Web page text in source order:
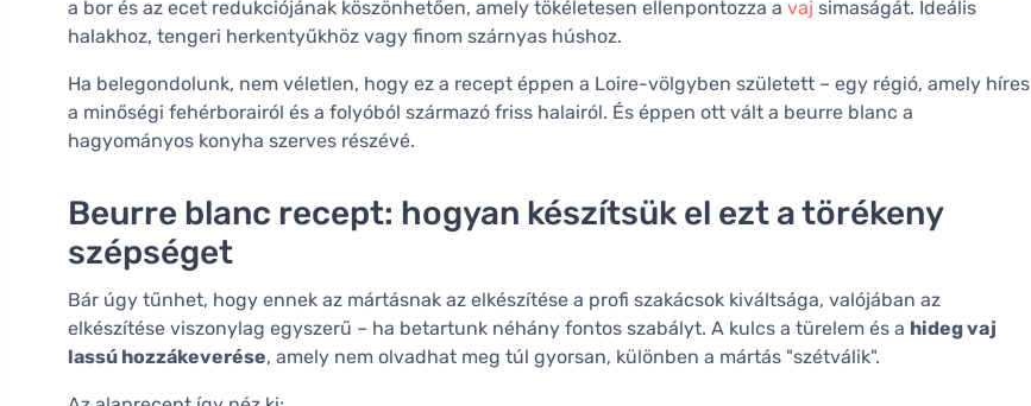
a bor és az ecet redukciójának köszönhetően, amely tökéletesen ellenpontozza a vaj simaságát. Ideális
halakhoz, tengeri herkentyűkhöz vagy finom szárnyas húshoz.
Ha belegondolunk, nem véletlen, hogy ez a recept éppen a Loire-völgyben született – egy régió, amely híres
a minőségi fehérborairól és a folyóból származó friss halairól. És éppen ott vált a beurre blanc a
hagyományos konyha szerves részévé.
Beurre blanc recept: hogyan készítsük el ezt a törékeny
szépséget
Bár úgy tűnhet, hogy ennek az mártásnak az elkészítése a profi szakácsok kiváltsága, valójában az
elkészítése viszonylag egyszerű – ha betartunk néhány fontos szabályt. A kulcs a türelem és a hideg vaj
lassú hozzákeverése, amely nem olvadhat meg túl gyorsan, különben a mártás "szétválik".